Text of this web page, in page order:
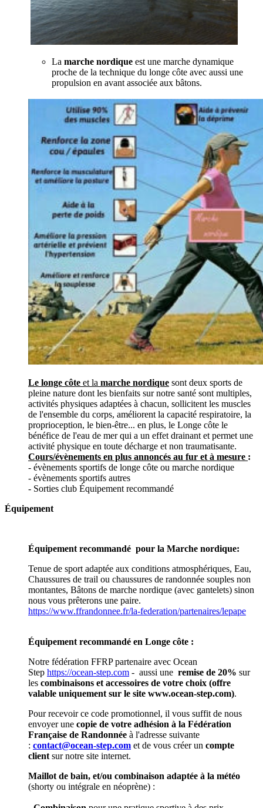
La marche nordique est une marche dynamique
proche de la technique du longe côte avec aussi une
propulsion en avant associée aux bâtons.
Le longe côte et la marche nordique sont deux sports de
pleine nature dont les bienfaits sur notre santé sont multiples,
activités physiques adaptées à chacun, sollicitent les muscles
de l'ensemble du corps, améliorent la capacité respiratoire, la
proprioception, le bien-être... en plus, le Longe côte le
bénéfice de l'eau de mer qui a un effet drainant et permet une
activité physique en toute décharge et non traumatisante.
Cours/évènements en plus annoncés au fur et à mesure :
- évènements sportifs de longe côte ou marche nordique
- évènements sportifs autres
- Sorties club Équipement recommandé
Équipement
Équipement recommandé pour la Marche nordique:
Tenue de sport adaptée aux conditions atmosphériques, Eau,
Chaussures de trail ou chaussures de randonnée souples non
montantes, Bâtons de marche nordique (avec gantelets) sinon
nous vous prêterons une paire.
https://www.ffrandonnee.fr/la-federation/partenaires/lepape
Équipement recommandé en Longe côte :
Notre fédération FFRP partenaire avec Ocean
Step https://ocean-step.com - aussi une remise de 20% sur
les combinaisons et accessoires de votre choix (offre
valable uniquement sur le site www.ocean-step.com).
Pour recevoir ce code promotionnel, il vous suffit de nous
envoyer une copie de votre adhésion à la Fédération
Française de Randonnée à l'adresse suivante
: contact@ocean-step.com et de vous créer un compte
client sur notre site internet.
Maillot de bain, et/ou combinaison adaptée à la météo
(shorty ou intégrale en néoprène) :